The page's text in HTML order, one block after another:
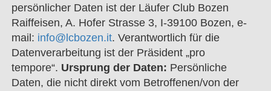
persönlicher Daten ist der Läufer Club Bozen
Raiffeisen, A. Hofer Strasse 3, I-39100 Bozen, e-
mail: info@lcbozen.it. Verantwortlich für die
Datenverarbeitung ist der Präsident „pro
tempore“. Ursprung der Daten: Persönliche
Daten, die nicht direkt vom Betroffenen/von der